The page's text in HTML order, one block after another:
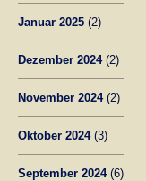
Januar 2025 (2)
Dezember 2024(2)
November 2024(2)
Oktober 2024(3)
September 2024(6)